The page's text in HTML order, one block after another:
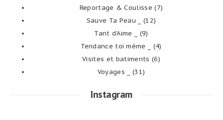
Reportage & Coulisse (7)
Sauve Ta Peau _
(12)
Tant d’Aime _
(9)
Tendance toi même _
(4)
Visites et batiments (6)
Voyages _
(31)
Instagram